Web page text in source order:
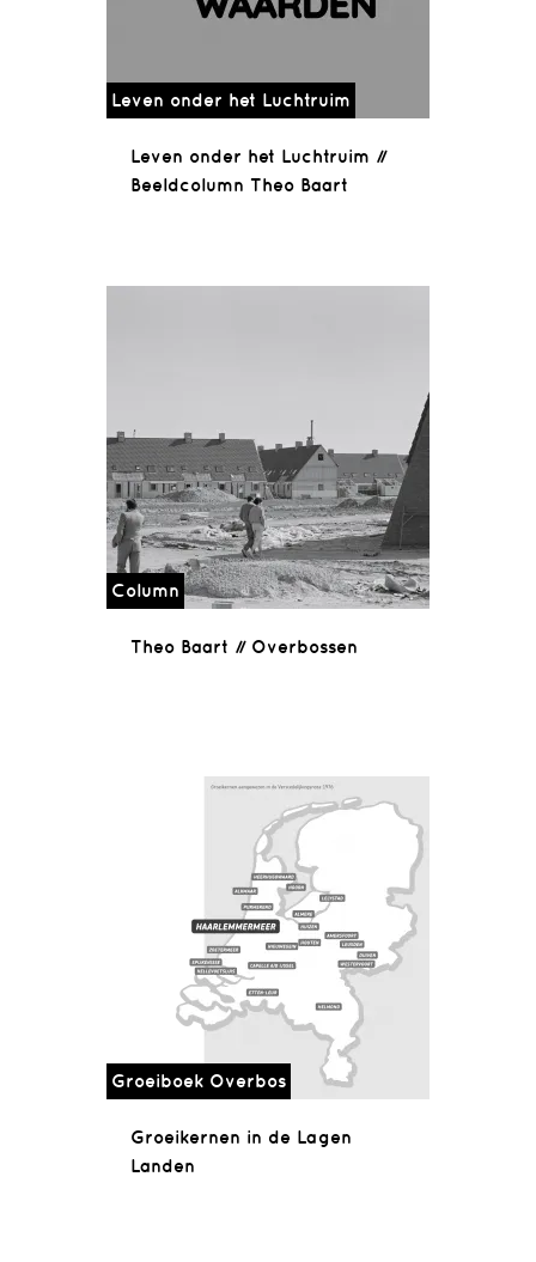
Leven onder het Luchtruim
Leven onder het Luchtruim //
Beeldcolumn Theo Baart
Column
Theo Baart // Overbossen
Groeiboek Overbos
Groeikernen in de Lagen
Landen